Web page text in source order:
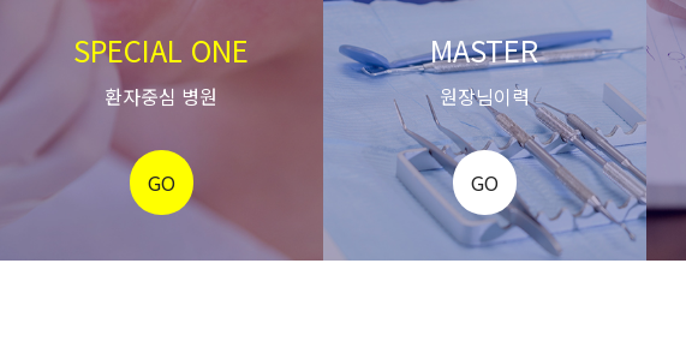
SPECIAL ONE
환자중심 병원
GO
MASTER
원장님이력
GO